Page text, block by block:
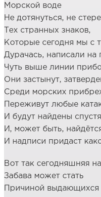
Морской воде
Не дотянуться, не
Тех странных знаков,
Которые сегодня мы с
Дурачась, написали на
Чуть выше линии
Они застынут,
Среди морских
Переживут любые
И будут найдены
И, может быть,
И надписи придаст
Вот так сегодняшняя
Забава может стать
Причиной выдающихся